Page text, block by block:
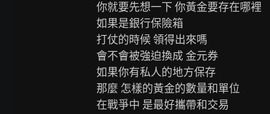
你就要先想一下 你黃金要存在哪裡
如果是銀行保險箱
打仗的時候 領得出來嗎
會不會被強迫換成 金元券
如果你有私人的地方保存
那麼 怎樣的黃金的數量和單位
在戰爭中 是最好攜帶和交易